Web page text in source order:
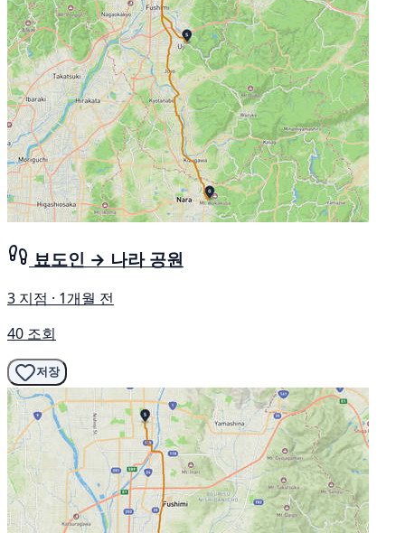
뵤도인 → 나라 공원
3 지점 · 1개월 전
40 조회
저장